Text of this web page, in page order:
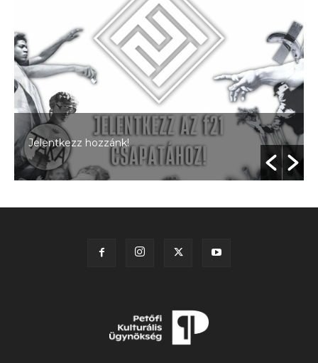
Jelentkezz hozzánk!